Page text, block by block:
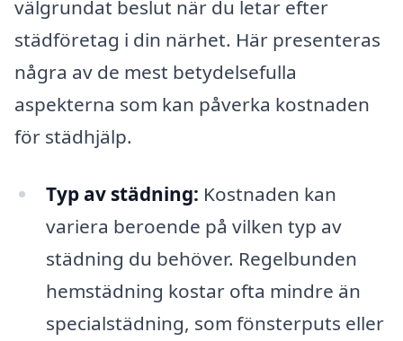
välgrundat beslut när du letar efter
städföretag i din närhet. Här presenteras
några av de mest betydelsefulla
aspekterna som kan påverka kostnaden
för städhjälp.
Typ av städning: Kostnaden kan
variera beroende på vilken typ av
städning du behöver. Regelbunden
hemstädning kostar ofta mindre än
specialstädning, som fönsterputs eller